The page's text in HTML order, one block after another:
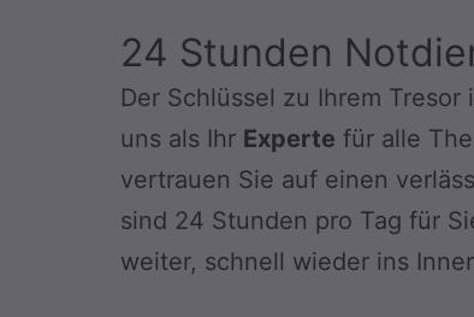
24 Stunden
Der Schlüssel zu Ihrem
uns als Ihr Experte für alle
vertrauen Sie auf einen
sind 24 Stunden pro Tag für
weiter, schnell wieder ins